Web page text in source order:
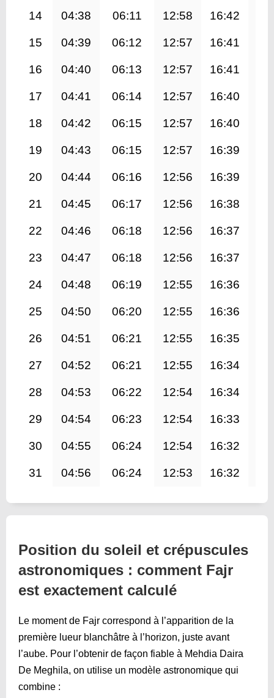
14 04:38 06:11 12:58 16:42
15 04:39 06:12 12:57 16:41
16 04:40 06:13 12:57 16:41
17 04:41 06:14 12:57 16:40
18 04:42 06:15 12:57 16:40
19 04:43 06:15 12:57 16:39
20 04:44 06:16 12:56 16:39
21 04:45 06:17 12:56 16:38
22 04:46 06:18 12:56 16:37
23 04:47 06:18 12:56 16:37
24 04:48 06:19 12:55 16:36
25 04:50 06:20 12:55 16:36
26 04:51 06:21 12:55 16:35
27 04:52 06:21 12:55 16:34
28 04:53 06:22 12:54 16:34
29 04:54 06:23 12:54 16:33
30 04:55 06:24 12:54 16:32
31 04:56 06:24 12:53 16:32
Position du soleil et crépuscules
astronomiques : comment Fajr
est exactement calculé
Le moment de Fajr correspond à l’apparition de la
première lueur blanchâtre à l’horizon, juste avant
l’aube. Pour l’obtenir de façon fiable à Mehdia Daira
De Meghila, on utilise un modèle astronomique qui
combine :